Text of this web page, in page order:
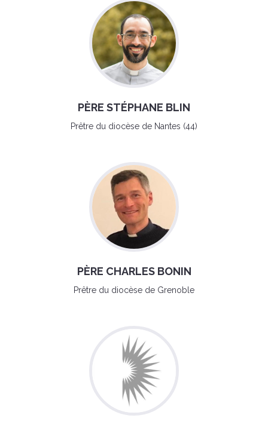
PÈRE STÉPHANE BLIN
Prêtre du diocèse de Nantes (44)
PÈRE CHARLES BONIN
Prêtre du diocèse de Grenoble